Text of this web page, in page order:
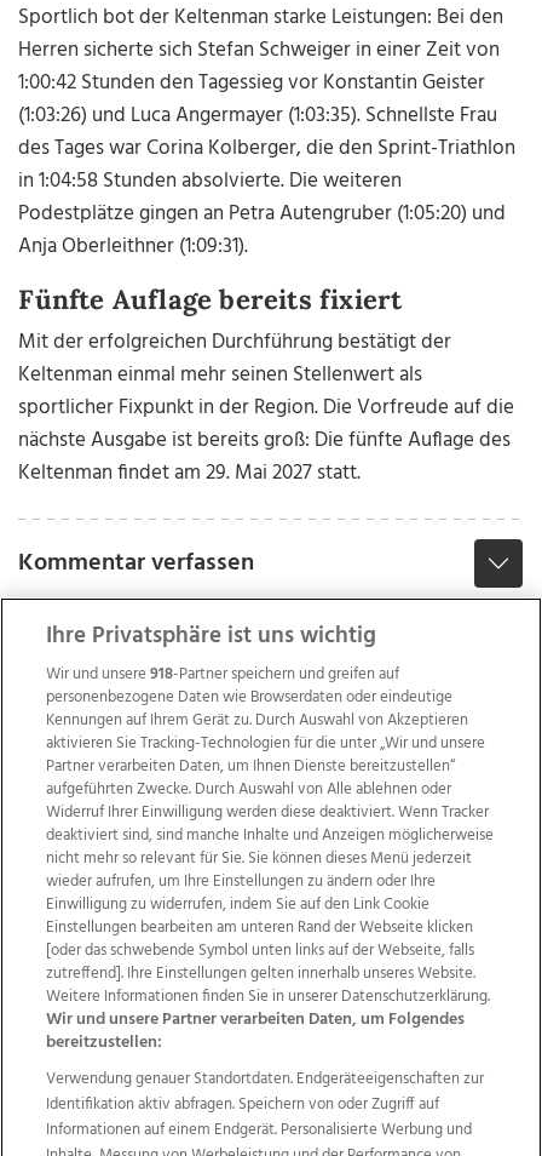
Sportlich bot der Keltenman starke Leistungen: Bei den
Herren sicherte sich Stefan Schweiger in einer Zeit von
1:00:42 Stunden den Tagessieg vor Konstantin Geister
(1:03:26) und Luca Angermayer (1:03:35). Schnellste Frau
des Tages war Corina Kolberger, die den Sprint-Triathlon
in 1:04:58 Stunden absolvierte. Die weiteren
Podestplätze gingen an Petra Autengruber (1:05:20) und
Anja Oberleithner (1:09:31).
Fünfte Auflage bereits fixiert
Mit der erfolgreichen Durchführung bestätigt der
Keltenman einmal mehr seinen Stellenwert als
sportlicher Fixpunkt in der Region. Die Vorfreude auf die
nächste Ausgabe ist bereits groß: Die fünfte Auflage des
Keltenman findet am 29. Mai 2027 statt.
Kommentar verfassen
Wir über uns Mediadaten Kontakt
Jobs
Datenschutz
Impressum
AGB Anzeigekunden
AGB Website
Ehrenkodex Politische Werbung
Weitere Angebote des Medienhauses Wimmer
TV1 di-mog-i.at OÖNow
Ischler Woche
Ihre Privatsphäre ist uns wichtig
Wir und unsere918-Partner speichern und greifen auf
personenbezogene Daten wie Browserdaten oder eindeutige
Kennungen auf Ihrem Gerät zu. Durch Auswahl von Akzeptieren
aktivieren Sie Tracking-Technologien für die unter „Wir und unsere
Partner verarbeiten Daten, um Ihnen Dienste bereitzustellen“
aufgeführten Zwecke. Durch Auswahl von Alle ablehnen oder
Widerruf Ihrer Einwilligung werden diese deaktiviert. Wenn Tracker
deaktiviert sind, sind manche Inhalte und Anzeigen möglicherweise
nicht mehr so relevant für Sie. Sie können dieses Menü jederzeit
wieder aufrufen, um Ihre Einstellungen zu ändern oder Ihre
Einwilligung zu widerrufen, indem Sie auf den Link Cookie
Einstellungen bearbeiten am unteren Rand der Webseite klicken
[oder das schwebende Symbol unten links auf der Webseite, falls
zutreffend]. Ihre Einstellungen gelten innerhalb unseres Website.
Weitere Informationen finden Sie in unserer Datenschutzerklärung.
Wir und unsere Partner verarbeiten Daten, um Folgendes
bereitzustellen:
Verwendung genauer Standortdaten. Endgeräteeigenschaften zur
Identifikation aktiv abfragen. Speichern von oder Zugriff auf
Informationen auf einem Endgerät. Personalisierte Werbung und